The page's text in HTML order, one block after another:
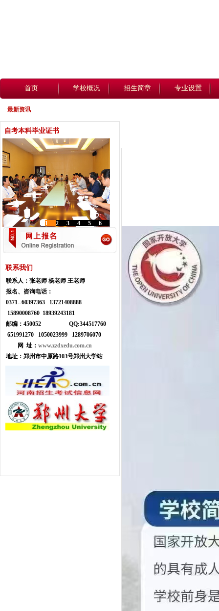
首页 学校概况 招生简章 专业设置
最新资讯
自考本科毕业证书
6
5
4
3
2
1
联系我们
联系人： 张老师 杨老师 王老师
报名、咨询电话：
0371--60397363 13721408888
15890008760 18939243181
邮编：450052 QQ:344517760
651991270 1050023999
1289706070
网 址： www.zzdxedu.com.cn
地址： 郑州市中原路103号郑州大学站